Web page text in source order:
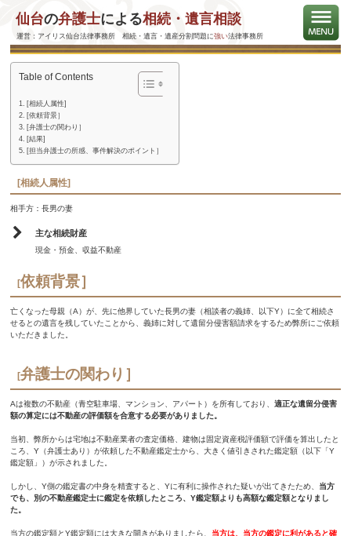
仙台の弁護士による相続・遺言相談
運営：アイリス仙台法律事務所 相続・遺言・遺産分割問題に強い法律事務所
相手方が提出した不動産鑑定に対し、別の不動産鑑定を提出
して適正な不動産評価で合意した事案
Table of Contents
[相続人属性]
[依頼背景］
[弁護士の関わり］
[結果]
[担当弁護士の所感、事件解決のポイント］
[相続人属性]
相手方：長男の妻
主な相続財産
現金・預金、収益不動産
[依頼背景］
亡くなった母親（A）が、先に他界していた長男の妻（相談者の義姉、以下Y）に全て相続さ
せるとの遺言を残していたことから、義姉に対して遺留分侵害額請求をするため弊所にご依頼
いただきました。
[弁護士の関わり］
Aは複数の不動産（青空駐車場、マンション、アパート）を所有しており、適正な遺留分侵害
額の算定には不動産の評価額を合意する必要がありました。
当初、弊所からは宅地は不動産業者の査定価格、建物は固定資産税評価額で評価を算出したと
ころ、Y（弁護士あり）が依頼した不動産鑑定士から、大きく値引きされた鑑定額（以下「Y
鑑定額」）が示されました。
しかし、Y側の鑑定書の中身を精査すると、Yに有利に操作された疑いが出てきたため、 当方
でも、別の不動産鑑定士に鑑定を依頼したところ、Y鑑定額よりも高額な鑑定額となりまし
た。
当方の鑑定額とY鑑定額には大きな開きがありましたら、 当方は、当方の鑑定に利があると確